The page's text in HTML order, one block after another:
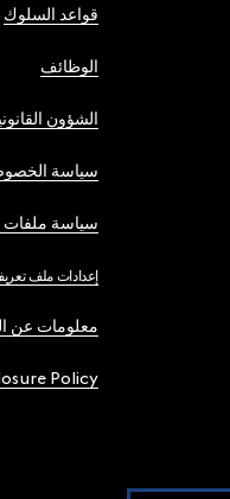
قواعد السلوك
الوظائف
الشؤون
سياسة
سياسة ملفات
إعدادات ملف
معلومات عن
Policy